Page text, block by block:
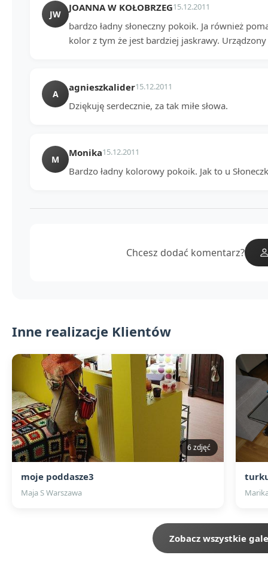
JW
JOANNA W KOŁOBRZEG15.12.2011
bardzo ładny słoneczny pokoik. Ja również
kolor z tym że jest bardziej jaskrawy.
A
agnieszkalider15.12.2011
Dziękuję serdecznie, za tak miłe słowa.
M
Monika15.12.2011
Bardzo ładny kolorowy pokoik. Jak to u
Chcesz dodać komentarz?
Inne realizacje Klientów
6 zdjęć
moje poddasze3
Maja S Warszawa
Zobacz wszystkie